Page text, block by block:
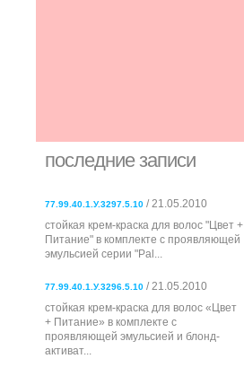
последние записи
77.99.40.1.У.3297.5.10 / 21.05.2010
стойкая крем-краска для волос "Цвет +
Питание" в комплекте с проявляющей
эмульсией серии "Pal...
77.99.40.1.У.3296.5.10 / 21.05.2010
стойкая крем-краска для волос «Цвет
+ Питание» в комплекте с
проявляющей эмульсией и блонд-
активат...